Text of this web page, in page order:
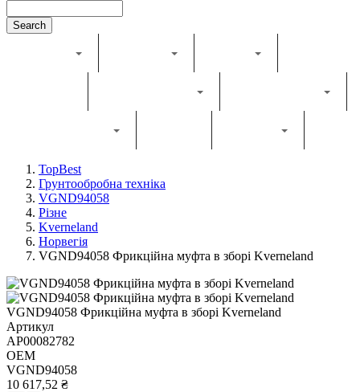
Search
TopBest
Грунтообробна техніка
VGND94058
Різне
Kverneland
Норвегія
VGND94058 Фрикційна муфта в зборі Kverneland
VGND94058 Фрикційна муфта в зборі Kverneland
Артикул
AP00082782
OEM
VGND94058
10 617,52 ₴